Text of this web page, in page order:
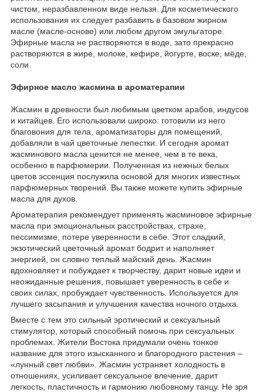
чистом, неразбавленном виде нельзя. Для косметического
использования их следует разбавить в базовом жирном
масле (масле-основе) или любом другом эмульгаторе.
Эфирные масла не растворяются в воде, зато прекрасно
растворяются в жире, молоке, кефире, йогурте, воске, мёде,
соли.
Эфирное масло жасмина в ароматерапии
Жасмин в древности был любимым цветком арабов, индусов
и китайцев. Его использовали широко: готовили из него
благовония для тела, ароматизаторы для помещений,
добавляли в чай цветочные лепестки. И сегодня аромат
жасминового масла ценится не менее, чем в те века,
особенно в парфюмерии. Полученная из нежных белых
цветов эссенция послужила основой для многих известных
парфюмерных творений. Вы также можете купить эфирные
масла для духов.
Ароматерапия рекомендует применять жасминовое эфирные
масла при эмоциональных расстройствах, страхе,
пессимизме, потере уверенности в себе. Этот сладкий,
экзотический цветочный аромат бодрит и наполняет
энергией, он словно теплый майский день. Жасмин
вдохновляет и побуждает к творчеству, дарит новые идеи и
неожиданные решения, повышает уверенность в себе и
своих силах, пробуждает чувственность. Используется для
лучшего засыпания и улучшения качества ночного отдыха.
Вместе с тем это сильный эротический и сексуальный
стимулятор, который способный помочь при сексуальных
проблемах. Жители Востока придумали очень тонкое
название для этого изысканного и благородного растения –
«лунный свет любви». Жасмин устраняет холодность в
отношениях, усиливает сексуальное влечение, дарит
легкость, пластичность и гармонию любовному танцу. Не зря